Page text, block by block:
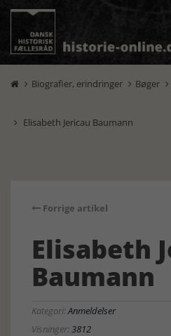
 Biografier, erindringer  Bøger 
 Elisabeth Jericau Baumann
Forrige artikel
Elisabeth
Baumann
Kategori:Anmeldelser
Visninger:3812